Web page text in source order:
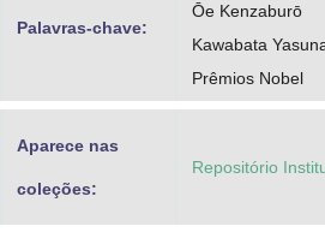
Palavras-chave:
Ōe Kenzaburō
Kawabata
Prêmios Nobel
Aparece nas
coleções:
Repositório